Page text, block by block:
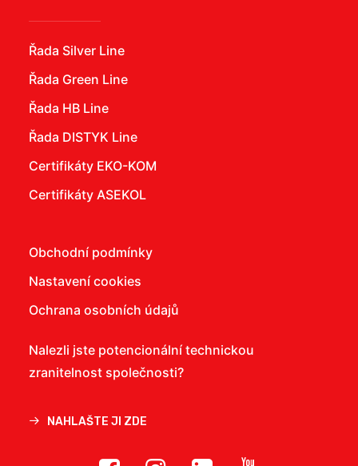
Řada Silver Line
Řada Green Line
Řada HB Line
Řada DISTYK Line
Certifikáty EKO-KOM
Certifikáty ASEKOL
Obchodní podmínky
Nastavení cookies
Ochrana osobních údajů
Nalezli jste potencionální technickou
zranitelnost společnosti?
NAHLAŠTE JI ZDE